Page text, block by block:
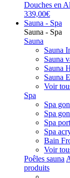
Douches en
339,00€
Sauna - Spa
Sauna - Spa
Sauna
Sauna
Sauna
Sauna
Sauna
Voir
Spa
Spa
Spa
Spa
Spa
Bain
Voir
Poêles sauna
produits